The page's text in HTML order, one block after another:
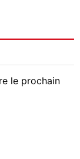
le prochain